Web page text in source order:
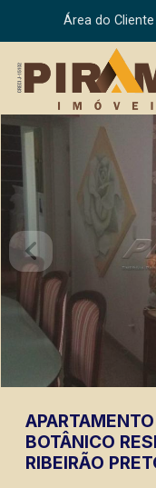
Área do Cliente
APARTAMENTO
BOTÂNICO
RIBEIRÃO